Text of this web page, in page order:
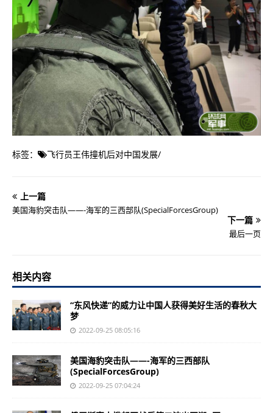
标签： 飞行员王伟撞机后对中国发展/
上一篇
美国海豹突击队——-海军的三西部队(SpecialForcesGroup)
下一篇
最后一页
相关内容
“东风快递”的威力让中国人获得美好生活的春秋大
梦
2022-09-25 08:05:16
美国海豹突击队——-海军的三西部队
(SpecialForcesGroup)
2022-09-25 07:04:24